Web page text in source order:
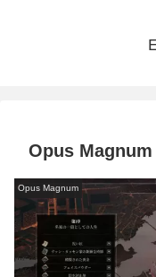
Opus Magnum
Opus Magnum